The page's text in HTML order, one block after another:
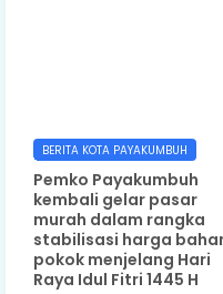
BERITA KOTA PAYAKUMBUH
Pemko Payakumbuh
kembali gelar pasar
murah dalam rangka
stabilisasi harga
pokok menjelang Hari
Raya Idul Fitri 1445 H